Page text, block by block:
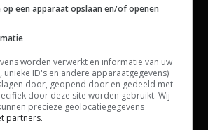
Cookies
Cookievoorkeuren
een apparaat opslaan en/of openen
worden verwerkt en informatie van uw
ID's en andere apparaatgegevens)
door, geopend door en gedeeld met
door deze site worden gebruikt. Wij
precieze geolocatiegegevens
partners.